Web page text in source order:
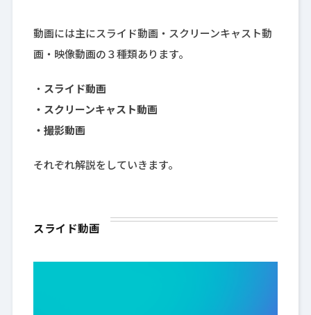
動画には主にスライド動画・スクリーンキャスト動
画・映像動画の３種類あります。
・ スライド動画
・スクリーンキャスト動画
・撮影動画
それぞれ解説をしていきます。
スライド動画